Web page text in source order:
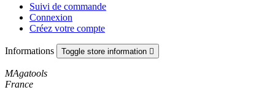
Suivi de commande
Connexion
Créez votre compte
Informations Toggle store information 
MAgatools
France